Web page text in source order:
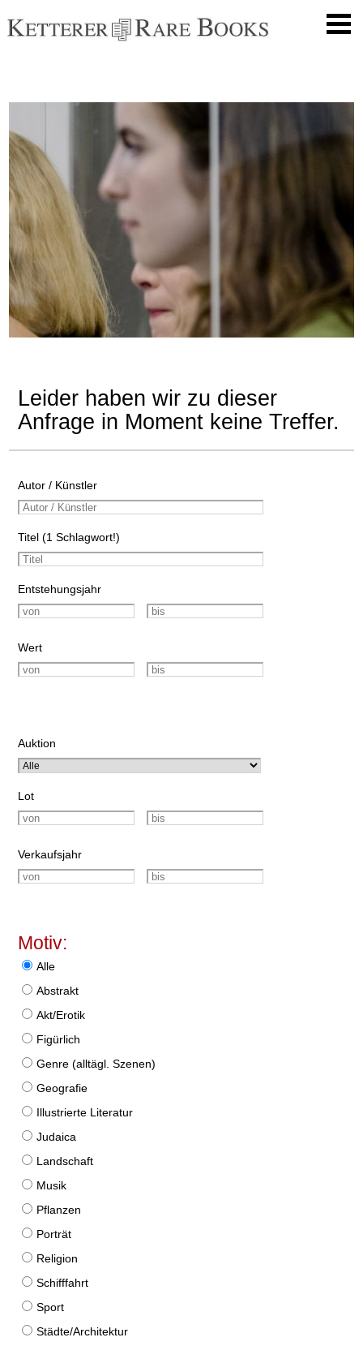
Leider haben wir zu dieser
Anfrage in Moment keine Treffer.
Autor / Künstler
Titel (1 Schlagwort!)
Entstehungsjahr
Wert
Auktion
Lot
Verkaufsjahr
Motiv:
Alle
Abstrakt
Akt/Erotik
Figürlich
Genre (alltägl. Szenen)
Geografie
Illustrierte Literatur
Judaica
Landschaft
Musik
Pflanzen
Porträt
Religion
Schifffahrt
Sport
Städte/Architektur